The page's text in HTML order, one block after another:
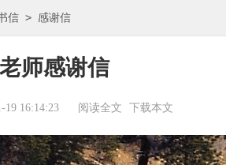
信 > 感谢信
老师感谢信
19 16:14:23 阅读全文 下载本文